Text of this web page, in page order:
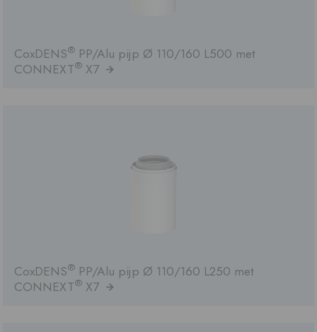
CoxDENS® PP/Alu pijp Ø 110/160 L500 met
CONNEXT® X7
CoxDENS® PP/Alu pijp Ø 110/160 L250 met
CONNEXT® X7